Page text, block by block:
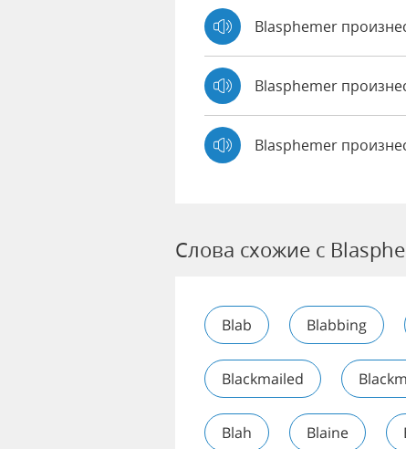
Blasphemer
Blasphemer
Blasphemer
Слова схожие с
Blab Blabbing
Blackmailed
Blah Blaine